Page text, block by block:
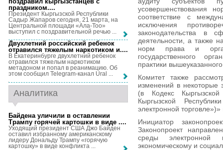
усовершенствования
соответствие с
исключения
законодательства в
деятельности, а также
норм права и
государственного
практики
Комитет также
изменений в некоторые
(в Кодекс
Кыргызской
электронной
Инициатор
Законопроект
среды электронной
экономическому и
праздником....
Президент Кыргызской Республики
Садыр Жапаров сегодня, 21 марта, на
Центральной площади «Ала-Тоо»
выступил с поздравительной речью ...
Двухлетний российский ребенок
отравился тяжелым наркотиком и....
В Екатеринбурге двухлетний ребенок
отравился тяжелым наркотиком
метадоном и попал в реанимацию. Об
этом сообщил Telegram-канал Ural ...
Аналитика
Байдена уличили в оставлении
Трампу горячей картошки в виде ....
Уходящий президент США Джо Байден
оставил избранному американскому
лидеру Дональду Трампу «горячую
картошку» в виде конфликта ...